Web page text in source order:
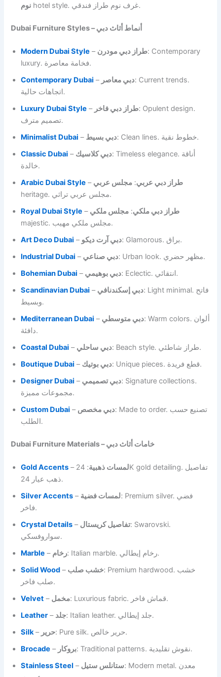
نوم
hotel style. غرف نوم طراز فندقي.
Dubai Furniture Styles – أنماط أثاث دبي
Modern Dubai Style – طراز دبي مودرن: Contemporary
luxury. فخامة معاصرة.
Contemporary Dubai – دبي معاصر: Current trends.
اتجاهات حالية.
Luxury Dubai Style – طراز دبي فاخر: Opulent design.
تصميم مترف.
Minimalist Dubai – دبي بسيط
: Clean lines. خطوط نقية.
Classic Dubai – دبي كلاسيك: Timeless elegance. أناقة
خالدة.
Arabic Dubai Style – طراز دبي عربي: مجلس عربي
heritage. مجلس عربي تراثي.
Royal Dubai Style – طراز دبي ملكي: مجلس ملكي
majestic. مجلس ملكي مهيب.
Art Deco Dubai – دبي آرت ديكو
: Glamorous. براق.
Industrial Dubai – دبي صناعي
: Urban look. مظهر حضري.
Bohemian Dubai – دبي بوهيمي
: Eclectic. انتقائي.
Scandinavian Dubai – دبي إسكندنافي: Light minimal. فاتح
وبسيط.
Mediterranean Dubai – دبي متوسطي: Warm colors. ألوان
دافئة.
Coastal Dubai – دبي ساحلي
: Beach style. طراز شاطئي.
Boutique Dubai – دبي بوتيك
: Unique pieces. قطع فريدة.
Designer Dubai – دبي تصميمي: Signature collections.
مجموعات مميزة.
Custom Dubai – دبي مخصص: Made to order. تصنيع حسب
الطلب.
Dubai Furniture Materials – خامات أثاث دبي
Gold Accents – لمسات ذهبية : 24K gold detailing. تفاصيل
ذهب عيار 24.
Silver Accents – لمسات فضية: Premium silver. فضي
فاخر.
Crystal Details – تفاصيل كريستال: Swarovski.
سواروفسكي.
Marble – رخام
: Italian marble. رخام إيطالي.
Solid Wood – خشب صلب: Premium hardwood. خشب
صلب فاخر.
Velvet – مخمل
: Luxurious fabric. قماش فاخر.
Leather – جلد
: Italian leather. جلد إيطالي.
Silk– حرير
: Pure silk. حرير خالص.
Brocade – بروكار
: Traditional patterns. نقوش تقليدية.
Stainless Steel – ستانلس ستيل: Modern metal. معدن